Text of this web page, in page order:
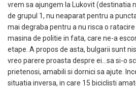
vrem sa ajungem la Lukovit (destinatia
de grupul 1, nu neaparat pentru a
mai degraba pentru a nu risca o
masina de politie in fata, care ne-a
etape. A propos de asta, bulgarii sunt
vreo parere proasta despre ei…sa si-o
prietenosi, amabili si dornici sa ajute.
situatia inversa, in care 15 biciclisti